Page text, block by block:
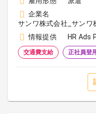
企業名
サンワ株式会社_サン
情報提供
HR Ads
交通費支給 正社員登